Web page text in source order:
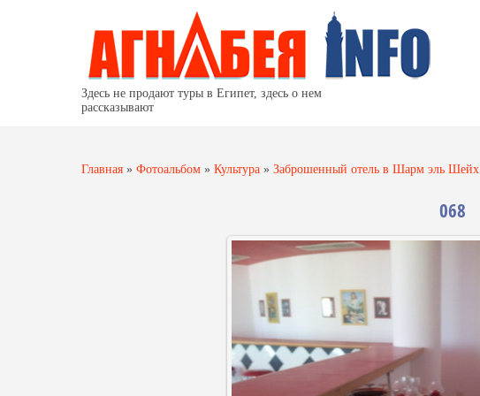
Здесь не продают туры в Египет, здесь о нем
рассказывают
Главная » Фотоальбом » Культура » Заброшенный отель в Шарм эль Шейх
068